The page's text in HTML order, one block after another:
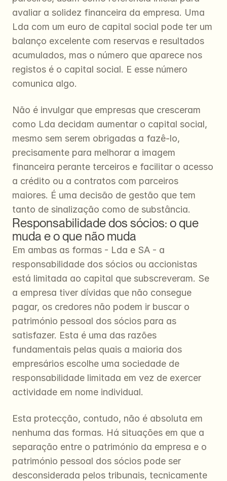
avaliar a solidez financeira da empresa. Uma
Lda com um euro de capital social pode ter um
balanço excelente com reservas e resultados
acumulados, mas o número que aparece nos
registos é o capital social. E esse número
comunica algo.
Não é invulgar que empresas que cresceram
como Lda decidam aumentar o capital social,
mesmo sem serem obrigadas a fazê-lo,
precisamente para melhorar a imagem
financeira perante terceiros e facilitar o acesso
a crédito ou a contratos com parceiros
maiores. É uma decisão de gestão que tem
tanto de sinalização como de substância.
Responsabilidade dos sócios: o que
muda e o que não muda
Em ambas as formas - Lda e SA - a
responsabilidade dos sócios ou accionistas
está limitada ao capital que subscreveram. Se
a empresa tiver dívidas que não consegue
pagar, os credores não podem ir buscar o
património pessoal dos sócios para as
satisfazer. Esta é uma das razões
fundamentais pelas quais a maioria dos
empresários escolhe uma sociedade de
responsabilidade limitada em vez de exercer
actividade em nome individual.
Esta protecção, contudo, não é absoluta em
nenhuma das formas. Há situações em que a
separação entre o património da empresa e o
património pessoal dos sócios pode ser
desconsiderada pelos tribunais, tecnicamente